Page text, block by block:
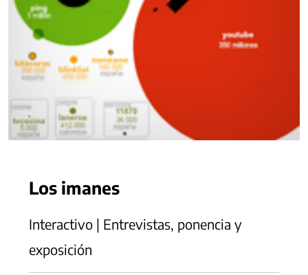
Los imanes
Interactivo | Entrevistas, ponencia y
exposición